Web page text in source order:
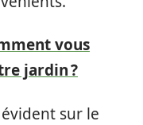
vous
jardin ?
sur le